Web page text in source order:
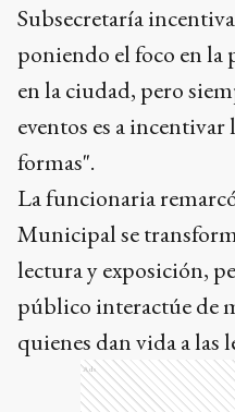
Subsecretaría
poniendo el foco en la
en la ciudad, pero
eventos es a
formas".
La funcionaria
Municipal se
lectura y exposición,
público interactúe de
quienes dan vida a las
Ads